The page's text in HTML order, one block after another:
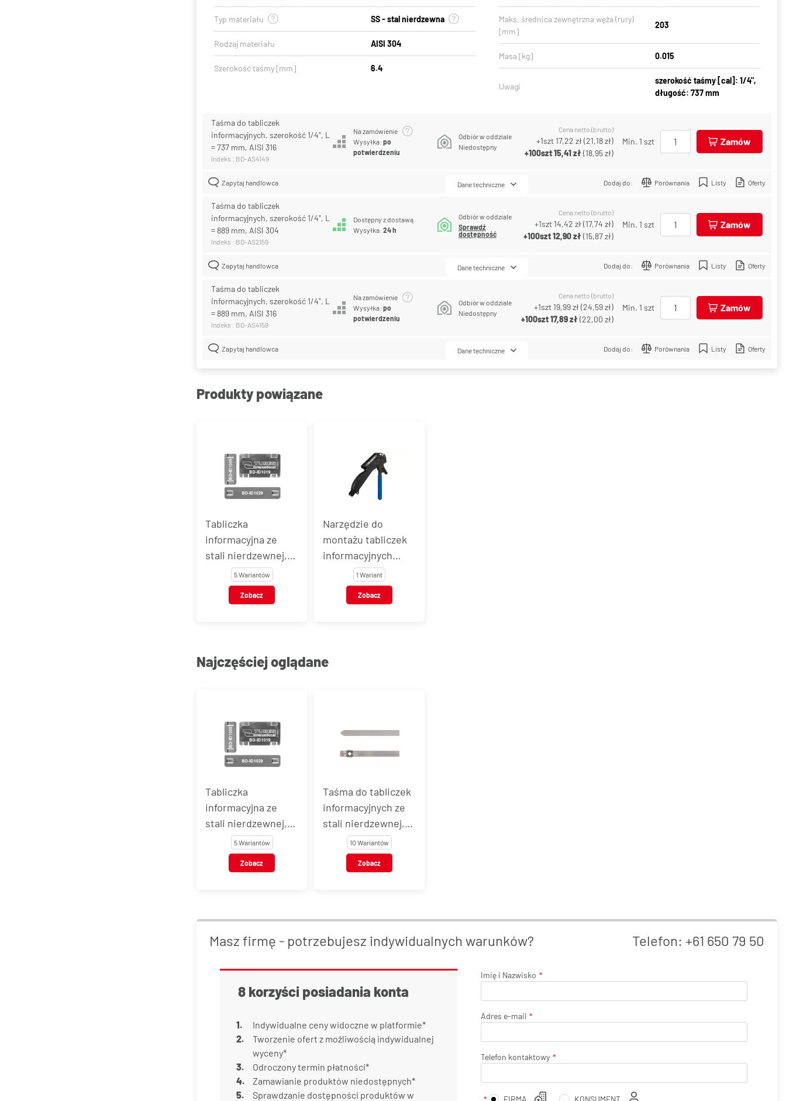
Typ materiału SS - stal nierdzewna
Rodzaj materiału AISI 304
Szerokość taśmy [mm] 6.4
Maks. średnica zewnętrzna węża (rury)
[mm]
203
Masa [kg] 0.015
Uwagi
szerokość taśmy [cal]: 1/4",
długość: 737 mm
Taśma do tabliczek
informacyjnych, szerokość 1/4", L
= 737 mm, AISI 316
Indeks : BD-AS4149
Na zamówienie
Wysyłka:po
potwierdzeniu
Odbiór w oddziale
Niedostępny
Cena netto (brutto)
+1szt 17,22 zł(21,18 zł)
+100szt15,41 zł(18,95 zł)
Min. 1 szt Zamów
Zapytaj handlowca Dodaj do: Porównania Listy Oferty
Dane techniczne
Taśma do tabliczek
informacyjnych, szerokość 1/4", L
= 889 mm, AISI 304
Indeks : BD-AS2159
Dostępny z dostawą
Wysyłka:24 h
Odbiór w oddziale
Sprawdź
dostępność
Cena netto (brutto)
+1szt 14,42 zł(17,74 zł)
+100szt12,90 zł(15,87 zł)
Min. 1 szt Zamów
Zapytaj handlowca Dodaj do: Porównania Listy Oferty
Dane techniczne
Taśma do tabliczek
informacyjnych, szerokość 1/4", L
= 889 mm, AISI 316
Indeks : BD-AS4159
Na zamówienie
Wysyłka:po
potwierdzeniu
Odbiór w oddziale
Niedostępny
Cena netto (brutto)
+1szt 19,99 zł(24,59 zł)
+100szt17,89 zł(22,00 zł)
Min. 1 szt Zamów
Zapytaj handlowca Dodaj do: Porównania Listy Oferty
Dane techniczne
Produkty powiązane
Tabliczka
informacyjna ze
stali nierdzewnej,
Band-It® Tie-Lok®
5 Wariantów
Zobacz
Narzędzie do
montażu tabliczek
informacyjnych
Band-It® Tie-Lok®
1 Wariant
Zobacz
Najczęściej oglądane
Tabliczka
informacyjna ze
stali nierdzewnej,
Band-It® Tie-Lok®
5 Wariantów
Zobacz
Taśma do tabliczek
informacyjnych ze
stali nierdzewnej,
Band-It® Tie-Lok®
10 Wariantów
Zobacz
Masz firmę - potrzebujesz indywidualnych warunków? Telefon: +61 650 79 50
8 korzyści posiadania konta
Indywidualne ceny widoczne w platformie*
Tworzenie ofert z możliwością indywidualnej
wyceny*
Odroczony termin płatności*
Zamawianie produktów niedostępnych*
Sprawdzanie dostępności produktów w
Imię i Nazwisko
Adres e-mail
Telefon kontaktowy
FIRMA KONSUMENT